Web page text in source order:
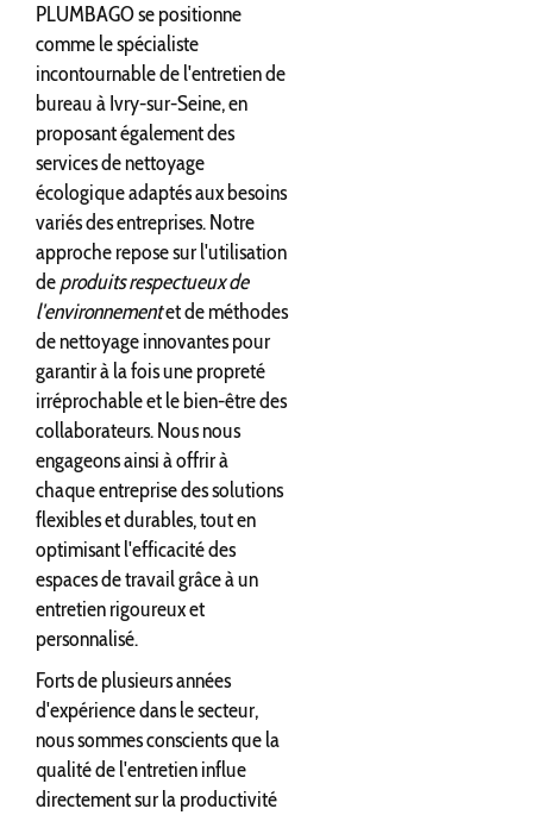
PLUMBAGO se positionne
comme le spécialiste
incontournable de l'entretien de
bureau à Ivry-sur-Seine, en
proposant également des
services de nettoyage
écologique adaptés aux besoins
variés des entreprises. Notre
approche repose sur l'utilisation
deproduits respectueux de
l'environnementet de méthodes
de nettoyage innovantes pour
garantir à la fois une propreté
irréprochable et le bien-être des
collaborateurs. Nous nous
engageons ainsi à offrir à
chaque entreprise des solutions
flexibles et durables, tout en
optimisant l'efficacité des
espaces de travail grâce à un
entretien rigoureux et
personnalisé.
Forts de plusieurs années
d'expérience dans le secteur,
nous sommes conscients que la
qualité de l'entretien influe
directement sur la productivité